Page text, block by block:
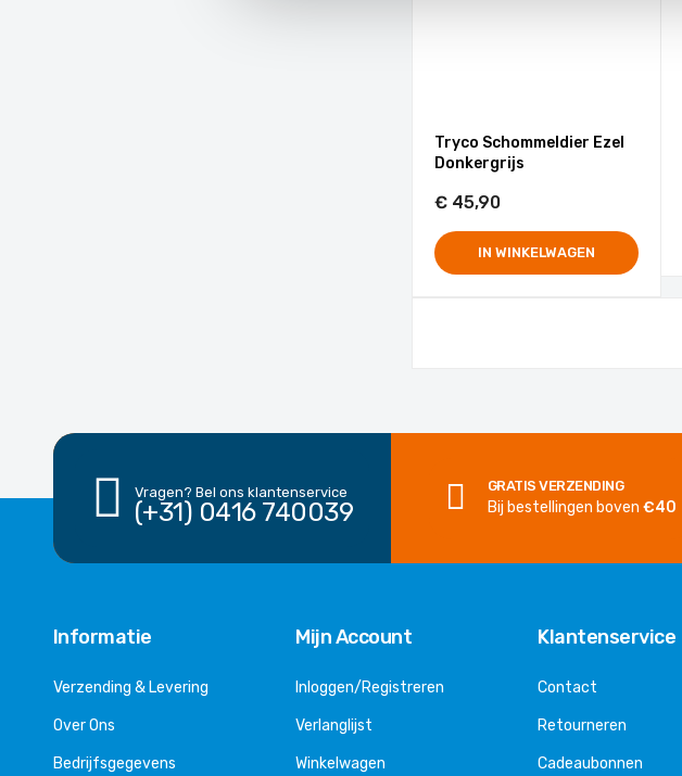
Tryco Schommeldier Ezel
Donkergrijs
€ 45,90
IN WINKELWAGEN
Vragen? Bel ons klantenservice
(+31) 0416 740039
GRATIS VERZENDING
Bij bestellingen boven €40
Informatie
Verzending & Levering
Over Ons
Bedrijfsgegevens
Mijn Account
Inloggen/Registreren
Verlanglijst
Winkelwagen
Klantenservice
Contact
Retourneren
Cadeaubonnen